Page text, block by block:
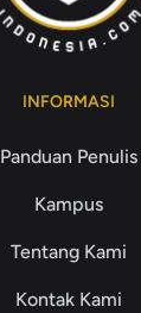
INFORMASI
Panduan Penulis
Kampus
Tentang Kami
Kontak Kami